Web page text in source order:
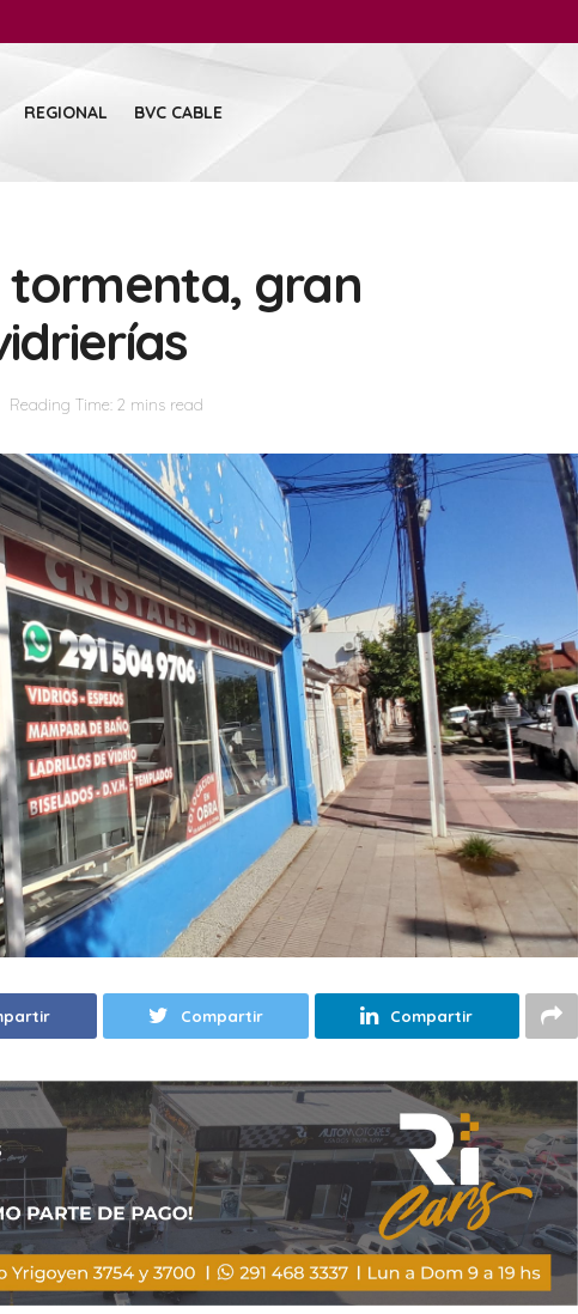
REGIONAL BVC CABLE
tormenta, gran
Reading Time: 2 mins read
Compartir Compartir